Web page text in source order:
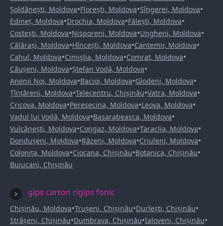
Șoldănești, Moldova•Florești, Moldova•Sîngerei, Moldova•
Edineț, Moldova•Drochia, Moldova•Fălești, Moldova•
Costești, Moldova•Nisporeni, Moldova•Ungheni, Moldova•
Călărași, Moldova•Hîncești, Moldova•Cantemir, Moldova•
Cahul, Moldova•Cimișlia, Moldova•Comrat, Moldova•
Căușeni, Moldova•Ștefan Vodă, Moldova•
Anenii Noi, Moldova•Bacioi, Moldova•Glodeni, Moldova•
Țînțăreni, Moldova•Telecentru, Chișinău•Vatra, Moldova•
Cricova, Moldova•Peresecina, Moldova•Leova, Moldova•
Vadul lui Vodă, Moldova•Basarabeasca, Moldova•
Vulcănești, Moldova•Congaz, Moldova•Taraclia, Moldova•
Dondușeni, Moldova•Răzeni, Moldova•Criuleni, Moldova•
Colonița, Moldova•Ciocana, Chișinău•Botanica, Chișinău•
Buiucani, Chișinău
gips carton rigips fonic
Chișinău, Moldova•Trușeni, Chișinău•Durlești, Chișinău•
Strășeni, Chișinău•Dumbrava, Chișinău•Ialoveni, Chișinău•